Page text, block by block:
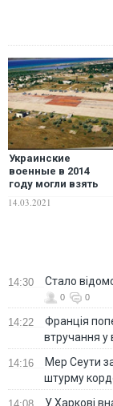
Украинские
военные в 2014
году могли взять
аэродромы в
14.03.2021
14:30 Стало
0 0
14:22
Франція
втручання у
14:16
Мер Сеути
штурму
У Харкові